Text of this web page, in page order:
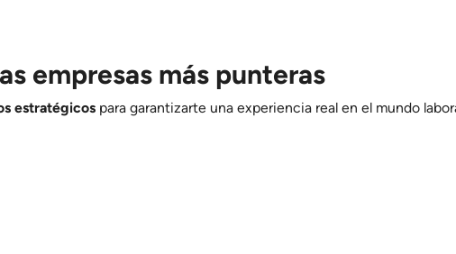
empresas más punteras
estratégicos para garantizarte una experiencia real en el mundo